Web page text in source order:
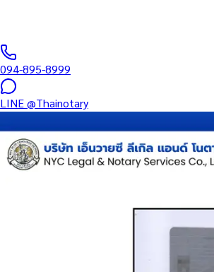
094-895-8999
LINE@Thainotary